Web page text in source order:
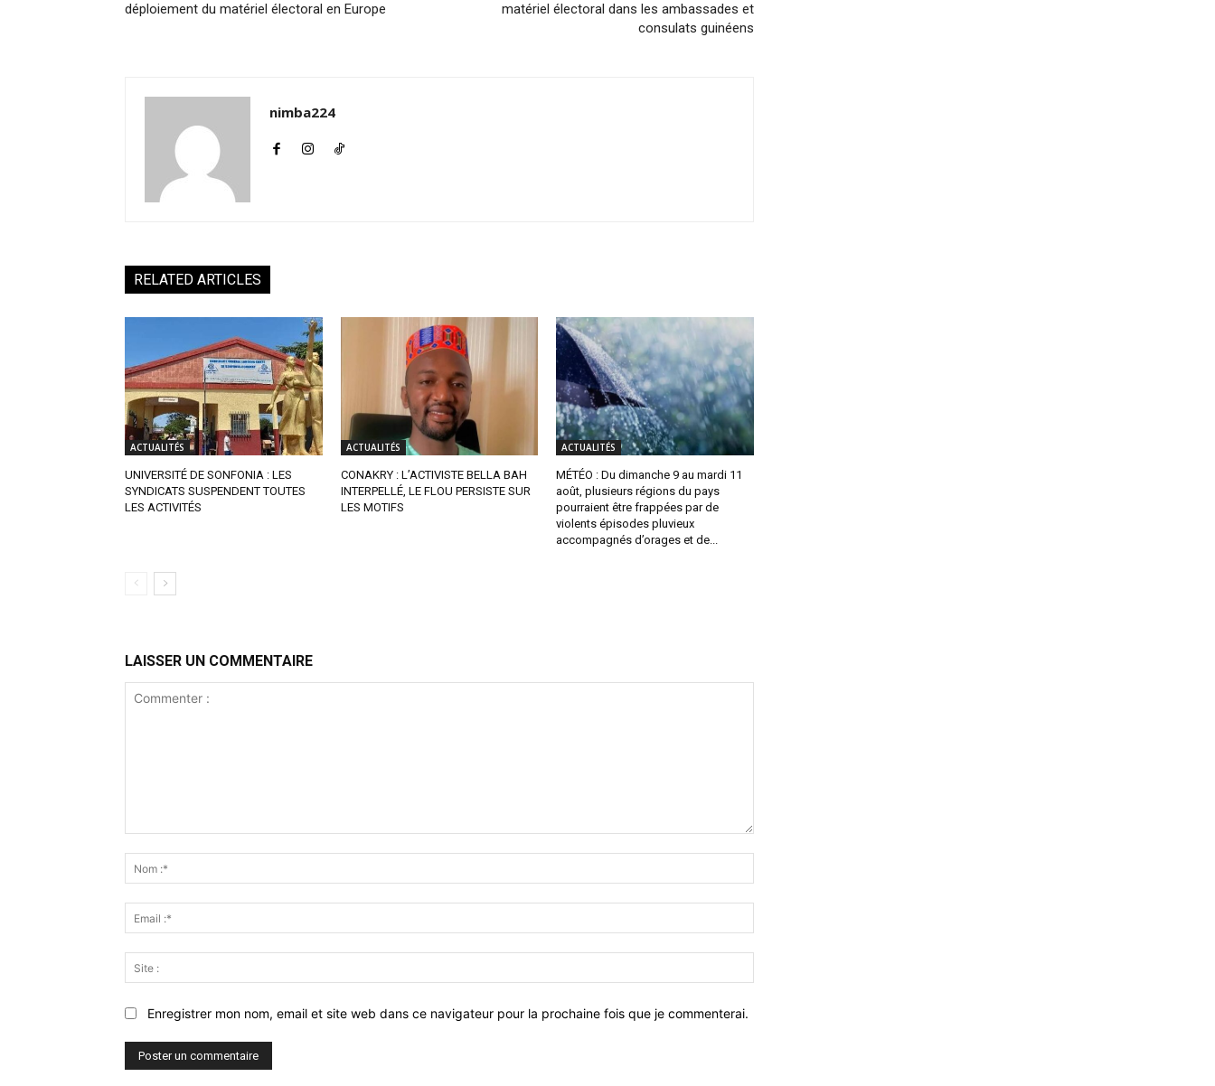
déploiement du matériel électoral en Europe
matériel électoral dans les ambassades et
consulats guinéens
nimba224
RELATED ARTICLES
ACTUALITÉS
UNIVERSITÉ DE SONFONIA : LES
SYNDICATS SUSPENDENT TOUTES
LES ACTIVITÉS
ACTUALITÉS
CONAKRY : L’ACTIVISTE BELLA BAH
INTERPELLÉ, LE FLOU PERSISTE SUR
LES MOTIFS
ACTUALITÉS
MÉTÉO : Du dimanche 9 au mardi 11
août, plusieurs régions du pays
pourraient être frappées par de
violents épisodes pluvieux
accompagnés d’orages et de...
LAISSER UN COMMENTAIRE
:*
:*
:
Enregistrer mon nom, email et site web dans ce navigateur pour la prochaine fois que je commenterai.